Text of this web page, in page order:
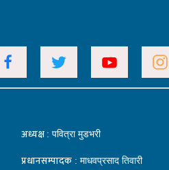
अध्यक्ष : पवित्रा मुडभरी
प्रधानसम्पादक : माधवप्रसाद तिवारी